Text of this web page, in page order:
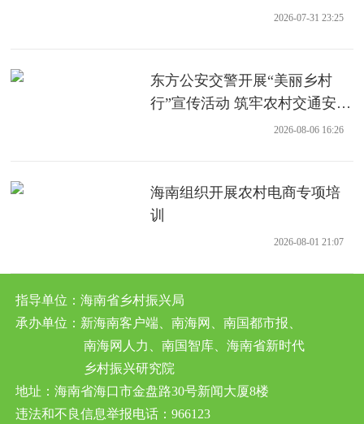
2026-07-31 23:25
东方公安交警开展“美丽乡村
行”宣传活动 筑牢农村交通安全
2026-08-06 16:26
海南组织开展农村电商专项培
训
2026-08-01 21:07
指导单位：海南省乡村振兴局
承办单位：新海南客户端、南海网、南国都市报、
南海网人力、南国智库、海南省新时代
乡村振兴研究院
地址：海南省海口市金盘路30号新闻大厦8楼
违法和不良信息举报电话：966123